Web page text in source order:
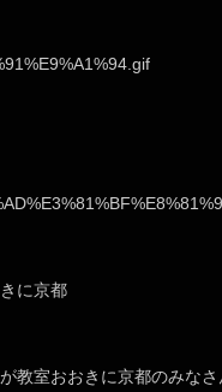
に京都
教室おおきに京都のみなさ